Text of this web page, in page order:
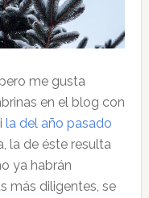
me gusta
en el blog con
la del año pasado
la de éste resulta
ya habrán
más diligentes, se